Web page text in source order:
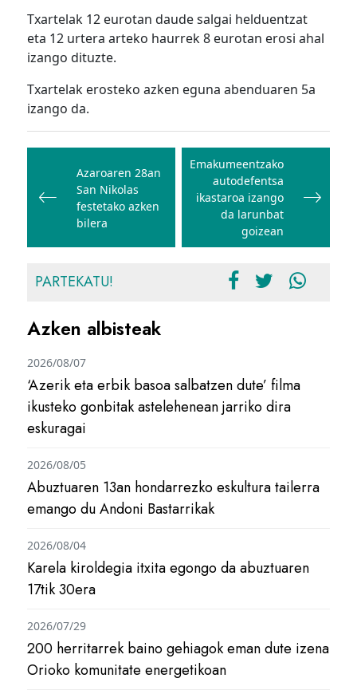
Txartelak 12 eurotan daude salgai helduentzat
eta 12 urtera arteko haurrek 8 eurotan erosi ahal
izango dituzte.
Txartelak erosteko azken eguna abenduaren 5a
izango da.
Bidalketetan
zehar
nabigatu
Azaroaren 28an
San Nikolas
festetako azken
bilera
Emakumeentzako
autodefentsa
ikastaroa izango
da larunbat
goizean
PARTEKATU!
Azken albisteak
‘Azerik eta erbik basoa salbatzen dute’ filma
ikusteko gonbitak astelehenean jarriko dira
eskuragai
2026/08/07
Abuztuaren 13an hondarrezko eskultura tailerra
emango du Andoni Bastarrikak
2026/08/05
Karela kiroldegia itxita egongo da abuztuaren
17tik 30era
2026/08/04
200 herritarrek baino gehiagok eman dute izena
Orioko komunitate energetikoan
2026/07/29